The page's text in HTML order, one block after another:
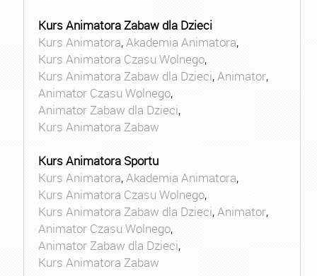
Kurs Animatora Zabaw dla Dzieci
Kurs Animatora,Akademia Animatora,
Kurs Animatora Czasu Wolnego,
Kurs Animatora Zabaw dla Dzieci,Animator,
Animator Czasu Wolnego,
Animator Zabaw dla Dzieci,
Kurs Animatora Zabaw
Kurs Animatora Sportu
Kurs Animatora,Akademia Animatora,
Kurs Animatora Czasu Wolnego,
Kurs Animatora Zabaw dla Dzieci,Animator,
Animator Czasu Wolnego,
Animator Zabaw dla Dzieci,
Kurs Animatora Zabaw